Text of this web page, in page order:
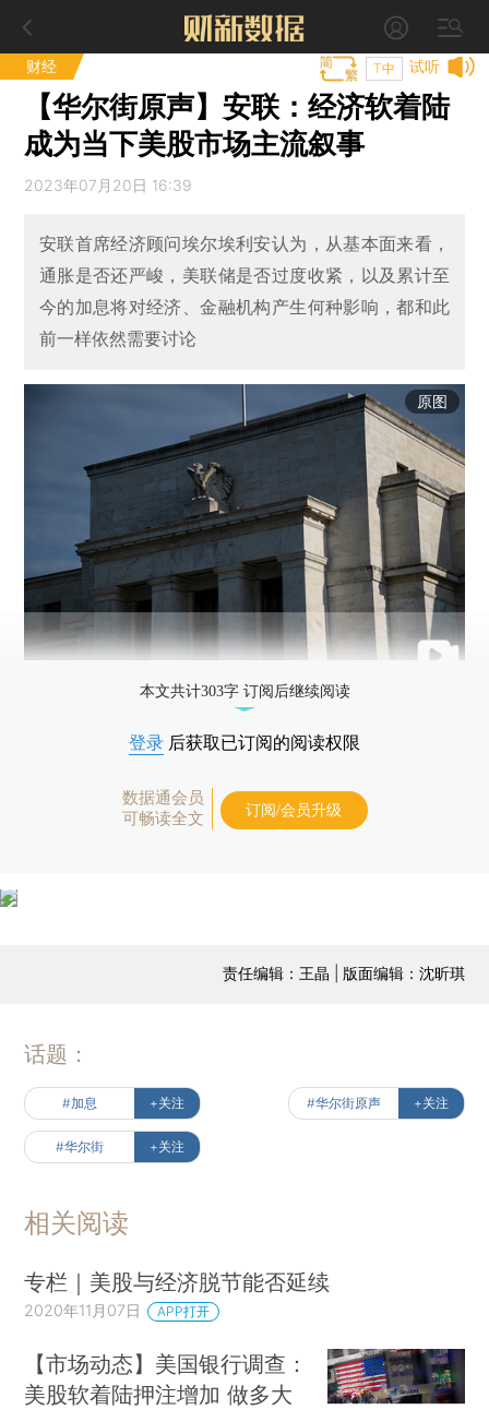
财经 试听
T中
【华尔街原声】安联：经济软着陆
成为当下美股市场主流叙事
2023年07月20日 16:39
安联首席经济顾问埃尔埃利安认为，从基本面来看，
通胀是否还严峻，美联储是否过度收紧，以及累计至
今的加息将对经济、金融机构产生何种影响，都和此
前一样依然需要讨论
原图
本文共计303字 订阅后继续阅读
登录 后获取已订阅的阅读权限
数据通会员
可畅读全文
订阅/会员升级
责任编辑：王晶 | 版面编辑：沈昕琪
话题：
#加息 +关注 #华尔街原声 +关注
#华尔街 +关注
相关阅读
专栏｜美股与经济脱节能否延续
2020年11月07日 APP打开
【市场动态】美国银行调查：
美股软着陆押注增加 做多大